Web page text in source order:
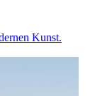
Kunst.